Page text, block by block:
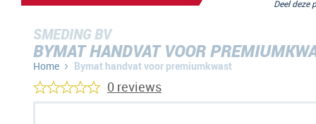
SMEDING BV
BYMAT HANDVAT VOOR
Home Bymat handvat voor premiumkwast
Deel
0 reviews
Ga